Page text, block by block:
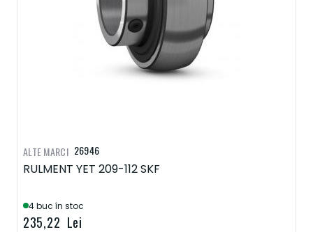
26946
RULMENT YET 209-112 SKF
4 buc în stoc
235,22 Lei
ALTE MARCI